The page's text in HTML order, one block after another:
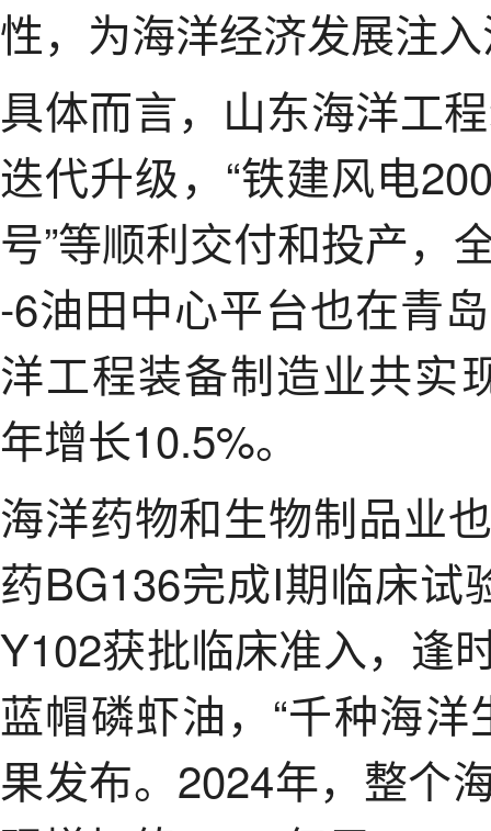
性，为海洋经济发展注
具体而言，山东海洋工
迭代升级，“铁建风电
号”等顺利交付和投产，
-6油田中心平台也在青
洋工程装备制造业共实
年增长10.5%。
海洋药物和生物制品业
药BG136完成I期临床试
Y102获批临床准入，逢
蓝帽磷虾油，“千种海
果发布。2024年，整个